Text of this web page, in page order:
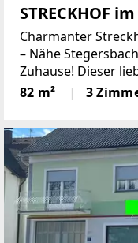
STRECKHOF
Charmanter
– Nähe
Zuhause! Dieser
den 1940er-Jahren
traditioneller
82 m² 3